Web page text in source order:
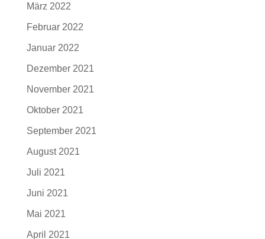
März 2022
Februar 2022
Januar 2022
Dezember 2021
November 2021
Oktober 2021
September 2021
August 2021
Juli 2021
Juni 2021
Mai 2021
April 2021